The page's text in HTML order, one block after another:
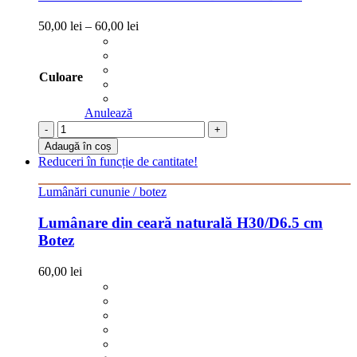
50,00 lei – 60,00 lei
Culoare
Anulează
-
+
Adaugă în coș
Reduceri în funcție de cantitate!
Lumânări cununie / botez
Lumânare din ceară naturală H30/D6.5 cm
Botez
60,00 lei